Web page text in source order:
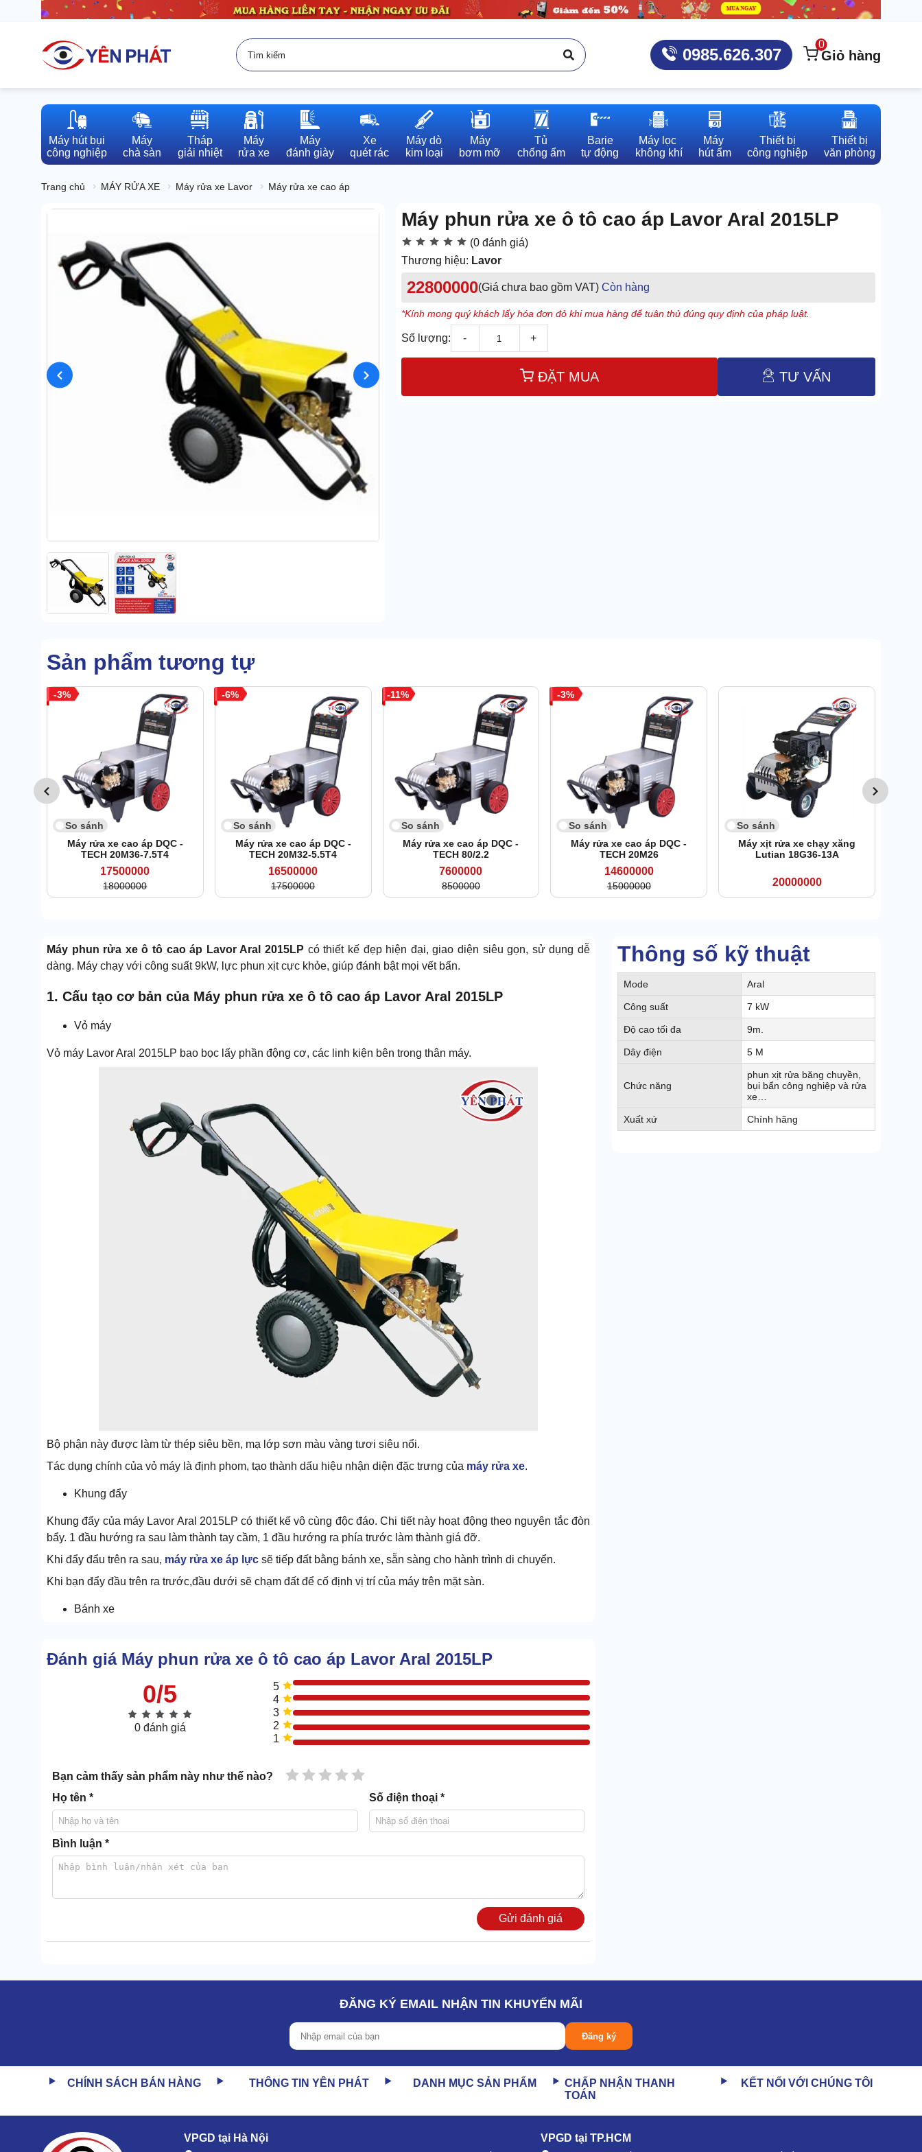
0985.626.307
0
Giỏ hàng
Máy hút bụi
công nghiệp
Máy
chà sàn
Tháp
giải nhiệt
Máy
rửa xe
Máy
đánh giày
Xe
quét rác
Máy dò
kim loại
Máy
bơm mỡ
Tủ
chống ẩm
Barie
tự động
Máy lọc
không khí
Máy
hút ẩm
Thiết bị
công nghiệp
Thiết bị
văn phòng
Trang chủ MÁY RỬA XE Máy rửa xe Lavor Máy rửa xe cao áp
Máy phun rửa xe ô tô cao áp Lavor Aral 2015LP
(0 đánh giá)
Thương hiệu: Lavor
22800000(Giá chưa bao gồm VAT) Còn hàng
*Kính mong quý khách lấy hóa đơn đỏ khi mua hàng để tuân thủ đúng quy định của pháp luật.
Số lượng: - +
ĐẶT MUA TƯ VẤN
Sản phẩm tương tự
3
So sánh
Máy rửa xe cao áp DQC -
TECH 20M36-7.5T4
17500000
18000000
6
So sánh
Máy rửa xe cao áp DQC -
TECH 20M32-5.5T4
16500000
17500000
11
So sánh
Máy rửa xe cao áp DQC -
TECH 80/2.2
7600000
8500000
3
So sánh
Máy rửa xe cao áp DQC -
TECH 20M26
14600000
15000000
So sánh
Máy xịt rửa xe chạy xăng
Lutian 18G36-13A
20000000
Thông số kỹ thuật
Mode Aral
Công suất 7 kW
Độ cao tối đa 9m.
Dây điện 5 M
Chức năng
phun xịt rửa băng chuyền,
bụi bẩn công nghiệp và rửa
xe…
Xuất xứ Chính hãng
Máy phun rửa xe ô tô cao áp Lavor Aral 2015LP có thiết kế đẹp hiện đại, giao diện siêu gọn, sử dụng dễ
dàng. Máy chạy với công suất 9kW, lực phun xịt cực khỏe, giúp đánh bật mọi vết bẩn.
1. Cấu tạo cơ bản của Máy phun rửa xe ô tô cao áp Lavor Aral 2015LP
Vỏ máy
Vỏ máy Lavor Aral 2015LP bao bọc lấy phần động cơ, các linh kiện bên trong thân máy.
Bộ phận này được làm từ thép siêu bền, mạ lớp sơn màu vàng tươi siêu nổi.
Tác dụng chính của vỏ máy là định phom, tạo thành dấu hiệu nhận diện đặc trưng của máy rửa xe.
Khung đẩy
Khung đẩy của máy Lavor Aral 2015LP có thiết kế vô cùng độc đáo. Chi tiết này hoạt động theo nguyên tắc đòn
bẩy. 1 đầu hướng ra sau làm thành tay cầm, 1 đầu hướng ra phía trước làm thành giá đỡ.
Khi đẩy đẩu trên ra sau, máy rửa xe áp lực sẽ tiếp đất bằng bánh xe, sẵn sàng cho hành trình di chuyển.
Khi bạn đẩy đầu trên ra trước,đầu dưới sẽ chạm đất để cố định vị trí của máy trên mặt sàn.
Bánh xe
Lavor Aral 2015LP tích hợp 2 bánh xe siêu khủng, kích thước lớn, dáng cao và có khả năng nâng đỡ cực tốt.
Bánh xe có nhiệm vụ hỗ trợ khâu di dời máy Lavor Aral 2015LP khi cần.
Dây dẫn điện của Lavor Aral 2015LP dài tới 9m, máy có thể di chuyển linh hoạt trong bán kính này.
Đánh giá Máy phun rửa xe ô tô cao áp Lavor Aral 2015LP
0/5
0 đánh giá
5
4
3
2
1
Bạn cảm thấy sản phẩm này như thế nào? 5 sao
4 sao
3 sao
2 sao
1 sao
Họ tên * Số điện thoại *
Bình luận *
Gửi đánh giá
ĐĂNG KÝ EMAIL NHẬN TIN KHUYẾN MÃI
Đăng ký
CHÍNH SÁCH BÁN HÀNG THÔNG TIN YÊN PHÁT DANH MỤC SẢN PHẨM
CHẤP NHẬN THANH
TOÁN
KẾT NỐI VỚI CHÚNG TÔI
VPGD tại Hà Nội VPGD tại TP.HCM